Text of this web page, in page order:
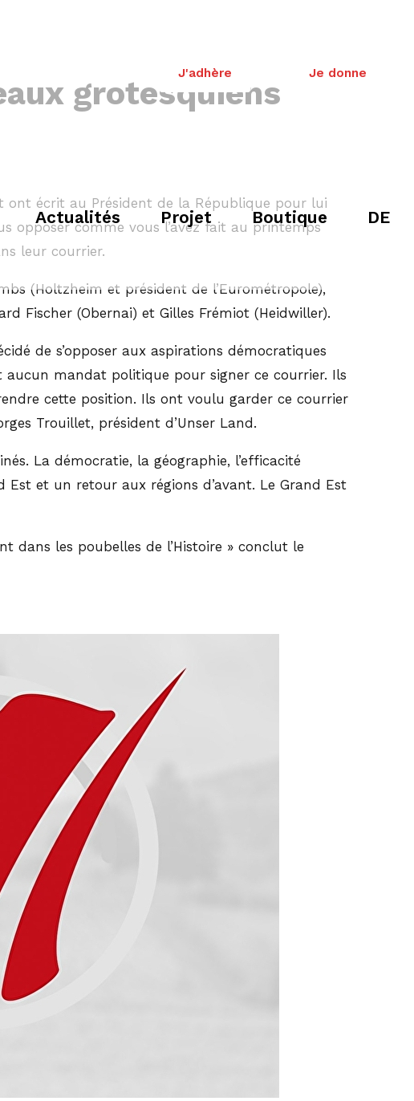
J'adhère Je donne
Actualités Projet Boutique DE
grotesquiens
ont écrit au Président de la République pour lui
opposer comme vous l’avez fait au printemps
leur courrier.
(Holtzheim et président de l’Eurométropole),
Fischer (Obernai) et Gilles Frémiot (Heidwiller).
de s’opposer aux aspirations démocratiques
aucun mandat politique pour signer ce courrier. Ils
cette position. Ils ont voulu garder ce courrier
Trouillet, président d’Unser Land.
La démocratie, la géographie, l’efficacité
et un retour aux régions d’avant. Le Grand Est
dans les poubelles de l’Histoire » conclut le